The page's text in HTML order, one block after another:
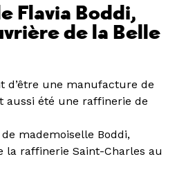
Flavia Boddi,
de la Belle
d’être une manufacture de
aussi été une raffinerie de
mademoiselle Boddi,
la raffinerie Saint-Charles au